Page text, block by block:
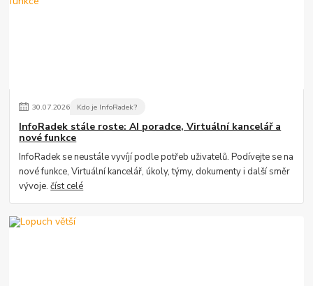
30.07.2026 Kdo je InfoRadek?
InfoRadek stále roste: AI poradce, Virtuální kancelář a
nové funkce
InfoRadek se neustále vyvíjí podle potřeb uživatelů. Podívejte se na
nové funkce, Virtuální kancelář, úkoly, týmy, dokumenty i další směr
vývoje.číst celé